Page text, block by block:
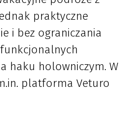
praktyczne
i bez ograniczania
haku holowniczym. W
platforma Veturo